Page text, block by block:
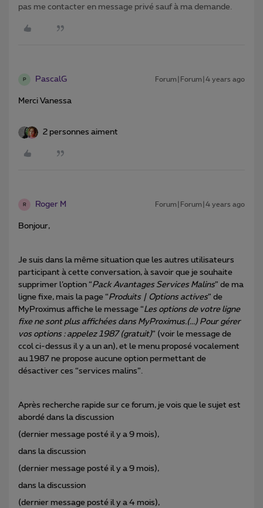
pas me contacter en message privé sauf à ma demande.
P PascalG Forum|Forum|4 years ago
Merci Vanessa
2 personnes aiment
R Roger M Forum|Forum|4 years ago
Bonjour,
Je suis dans la même situation que les autres utilisateurs
participant à cette conversation, à savoir que je souhaite
supprimer l’option “Pack Avantages Services Malins” de ma
ligne fixe, mais la page “Produits | Options actives” de
MyProximus affiche le message “Les options de votre ligne
fixe ne sont plus affichées dans MyProximus.(...) Pour gérer
vos options : appelez 1987 (gratuit)” (voir le message de
ccol ci-dessus il y a un an), et le menu proposé vocalement
au 1987 ne propose aucune option permettant de
désactiver ces “services malins”.
Après recherche rapide sur ce forum, je vois que le sujet est
abordé dans la discussion
(dernier message posté il y a 9 mois),
dans la discussion
(dernier message posté il y a 9 mois),
dans la discussion
(dernier message posté il y a 4 mois),